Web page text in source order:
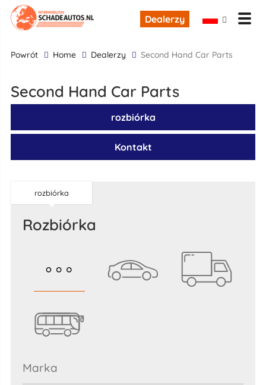
Dealerzy
powrót Home Dealerzy Second Hand Car Parts
Second Hand Car Parts
rozbiórka
Kontakt
rozbiórka
rozbiórka
marka